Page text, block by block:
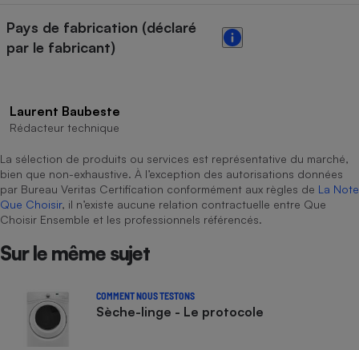
Pays de fabrication (déclaré
par le fabricant)
Laurent Baubeste
Rédacteur technique
La sélection de produits ou services est représentative du marché,
bien que non-exhaustive. À l’exception des autorisations données
par Bureau Veritas Certification conformément aux règles de La Note
Que Choisir, il n’existe aucune relation contractuelle entre Que
Choisir Ensemble et les professionnels référencés.
Sur le même sujet
COMMENT NOUS TESTONS
Sèche-linge - Le protocole